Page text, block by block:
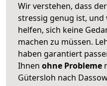
Wir verstehen, dass
stressig genug ist,
helfen, sich keine
machen zu müssen.
haben garantiert
Ihnen ohne Probleme
Gütersloh nach